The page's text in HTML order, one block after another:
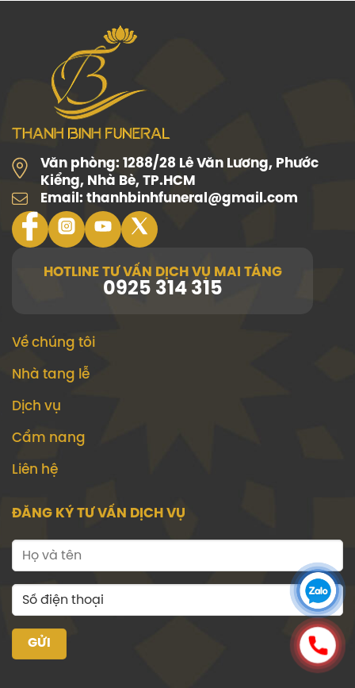
Văn phòng: 1288/28 Lê Văn Lương, Phước
Kiểng, Nhà Bè, TP.HCM
Email: thanhbinhfuneral@gmail.com
HOTLINE TƯ VẤN DỊCH VỤ MAI TÁNG
0925 314 315
Về chúng tôi
Nhà tang lễ
Dịch vụ
Cẩm nang
Liên hệ
ĐĂNG KÝ TƯ VẤN DỊCH VỤ